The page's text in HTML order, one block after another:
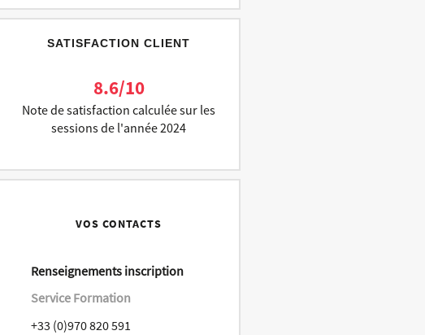
SATISFACTION CLIENT
8.6/10
Note de satisfaction calculée sur les
sessions de l'année 2024
VOS CONTACTS
Renseignements inscription
Service Formation
+33 (0)970 820 591